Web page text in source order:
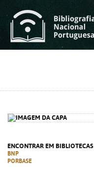
ENCONTRAR EM BIBLIOTECAS
BNP
PORBASE